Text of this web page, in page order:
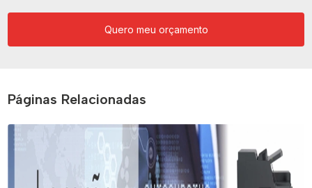
Quero meu orçamento
Páginas Relacionadas